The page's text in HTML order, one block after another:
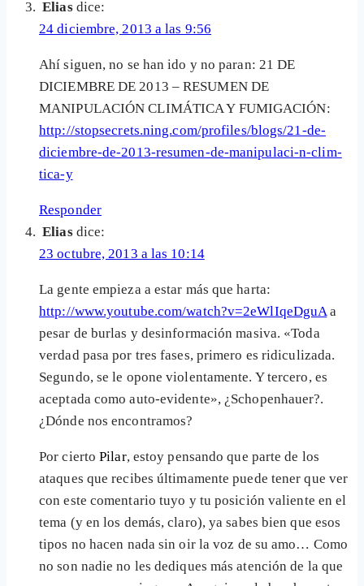
Elias dice:
24 diciembre, 2013 a las 9:56
Ahí siguen, no se han ido y no paran: 21 DE
DICIEMBRE DE 2013 – RESUMEN DE
MANIPULACIÓN CLIMÁTICA Y FUMIGACIÓN:
http://stopsecrets.ning.com/profiles/blogs/21-de-
diciembre-de-2013-resumen-de-manipulaci-n-clim-
tica-y
Responder
Elias dice:
23 octubre, 2013 a las 10:14
La gente empieza a estar más que harta:
http://www.youtube.com/watch?v=2eWlIqeDguAa
pesar de burlas y desinformación masiva. «Toda
verdad pasa por tres fases, primero es ridiculizada.
Segundo, se le opone violentamente. Y tercero, es
aceptada como auto-evidente», ¿Schopenhauer?.
¿Dónde nos encontramos?
Por ciertoPilar, estoy pensando que parte de los
ataques que recibes últimamente puede tener que ver
con este comentario tuyo y tu posición valiente en el
tema (y en los demás, claro), ya sabes bien que esos
tipos no hacen nada sin oir la voz de su amo… Como
no son nadie no les dediques más atención de la que